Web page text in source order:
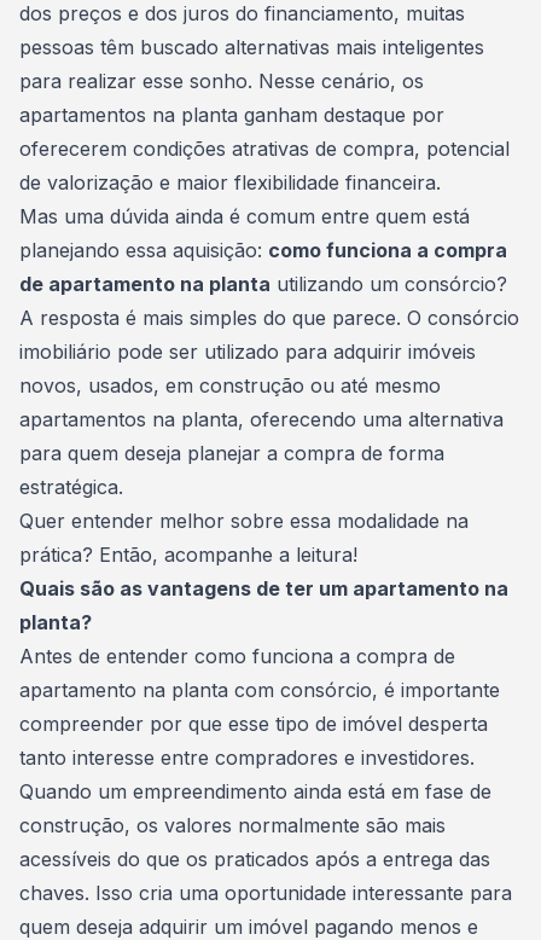
dos preços e dos juros do financiamento, muitas
pessoas têm buscado alternativas mais inteligentes
para realizar esse sonho. Nesse cenário, os
apartamentos na planta ganham destaque por
oferecerem condições atrativas de compra, potencial
de valorização e maior flexibilidade financeira.
Mas uma dúvida ainda é comum entre quem está
planejando essa aquisição: como funciona a compra
de apartamento na planta utilizando um consórcio?
A resposta é mais simples do que parece. O consórcio
imobiliário pode ser utilizado para adquirir imóveis
novos, usados, em construção ou até mesmo
apartamentos na planta, oferecendo uma alternativa
para quem deseja planejar a compra de forma
estratégica.
Quer entender melhor sobre essa modalidade na
prática? Então, acompanhe a leitura!
Quais são as vantagens de ter um apartamento na
planta?
Antes de entender como funciona a compra de
apartamento na planta com consórcio, é importante
compreender por que esse tipo de imóvel desperta
tanto interesse entre compradores e investidores.
Quando um empreendimento ainda está em fase de
construção, os valores normalmente são mais
acessíveis do que os praticados após a entrega das
chaves. Isso cria uma oportunidade interessante para
quem deseja adquirir um imóvel pagando menos e